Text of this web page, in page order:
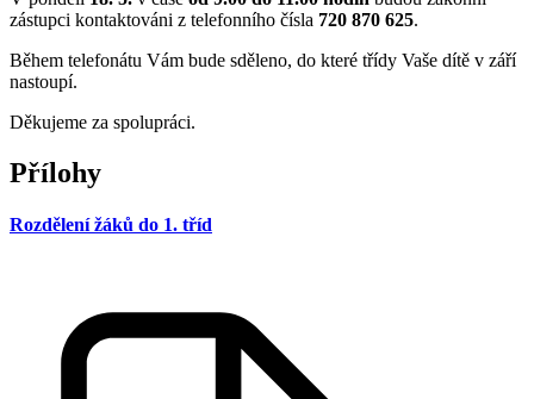
zástupci kontaktováni z telefonního čísla 720 870 625.
Během telefonátu Vám bude sděleno, do které třídy Vaše dítě v září
nastoupí.
Děkujeme za spolupráci.
Přílohy
Rozdělení žáků do 1. tříd